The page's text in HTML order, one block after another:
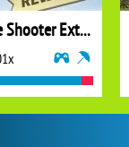
Bubble Shooter Extreme